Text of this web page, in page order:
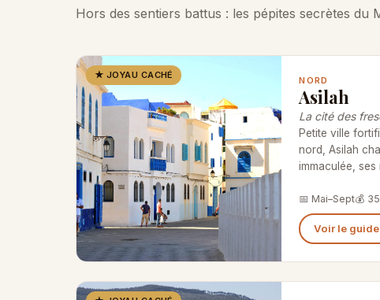
Hors des sentiers battus : les pépites secrètes du
★ JOYAU CACHÉ
NORD
Asilah
La cité des
Petite ville
nord, Asilah
immaculée,
📅 Mai–Sept💰
Voir le